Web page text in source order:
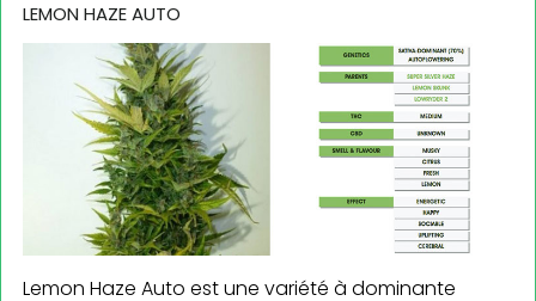
LEMON HAZE AUTO
Lemon Haze Auto est une variété à dominante